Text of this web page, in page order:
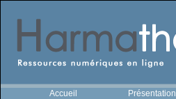
Accueil Présentation